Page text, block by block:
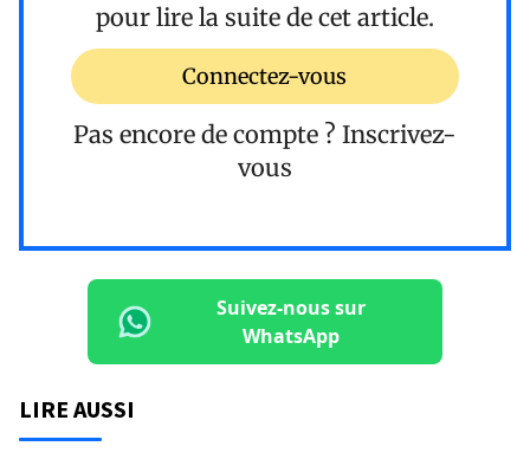
pour lire la suite de cet article.
Connectez-vous
Pas encore de compte ? Inscrivez-
vous
Suivez-nous sur
WhatsApp
LIRE AUSSI